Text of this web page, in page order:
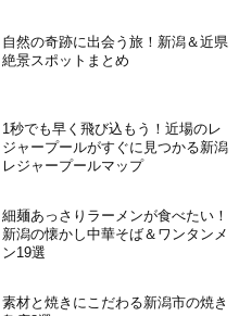
自然の奇跡に出会う旅！新潟＆近県
絶景スポットまとめ
1秒でも早く飛び込もう！近場のレ
ジャープールがすぐに見つかる新潟
レジャープールマップ
細麺あっさりラーメンが食べたい！
新潟の懐かし中華そば＆ワンタンメ
ン19選
素材と焼きにこだわる新潟市の焼き